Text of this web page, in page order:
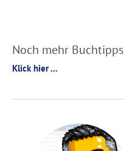
Noch mehr Buchtipps
Klick hier ...